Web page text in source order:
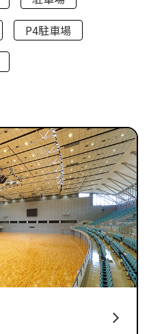
P4駐車場